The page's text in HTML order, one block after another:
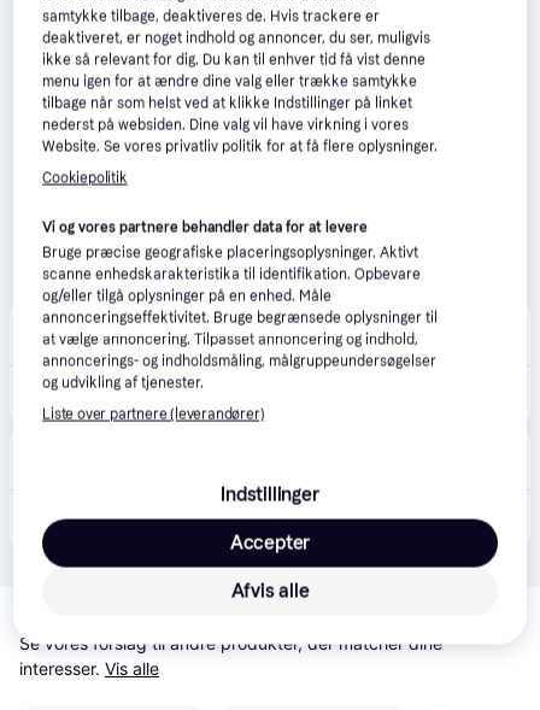
ABOUT YOU
Fri fragt , 3-4 dage
Cotton Chino Ball Cap 595 kr.
Relaterede produkter
Se vores forslag til andre produkter, der matcher dine
interesser. Vis alle
samtykke tilbage, deaktiveres de. Hvis trackere er
deaktiveret, er noget indhold og annoncer, du ser, muligvis
ikke så relevant for dig. Du kan til enhver tid få vist denne
menu igen for at ændre dine valg eller trække samtykke
tilbage når som helst ved at klikke Indstillinger på linket
nederst på websiden. Dine valg vil have virkning i vores
Website. Se vores privatliv politik for at få flere oplysninger.
Cookiepolitik
Vi og vores partnere behandler data for at levere
Bruge præcise geografiske placeringsoplysninger. Aktivt
scanne enhedskarakteristika til identifikation. Opbevare
og/eller tilgå oplysninger på en enhed. Måle
annonceringseffektivitet. Bruge begrænsede oplysninger til
at vælge annoncering. Tilpasset annoncering og indhold,
annoncerings- og indholdsmåling, målgruppeundersøgelser
og udvikling af tjenester.
Liste over partnere (leverandører)
Indstillinger
Afvis alle
Accepter